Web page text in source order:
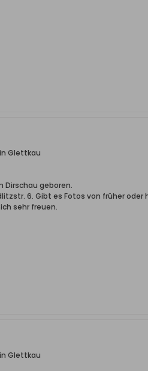
Glettkau
Dirschau geboren.
6. Gibt es Fotos von früher oder
sehr freuen.
Glettkau